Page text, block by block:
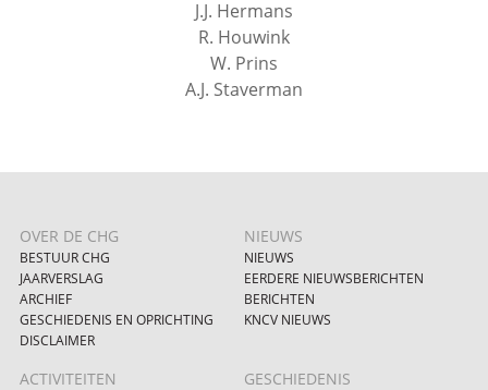
J.J. Hermans
R. Houwink
W. Prins
A.J. Staverman
OVER DE CHG
BESTUUR CHG
JAARVERSLAG
ARCHIEF
GESCHIEDENIS EN OPRICHTING
DISCLAIMER
NIEUWS
NIEUWS
EERDERE NIEUWSBERICHTEN
BERICHTEN
KNCV NIEUWS
ACTIVITEITEN GESCHIEDENIS